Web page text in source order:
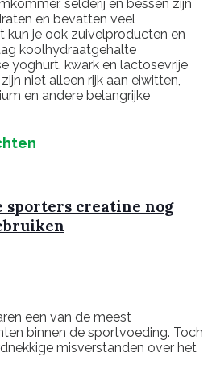
selderij en bessen zijn
en bevatten veel
kun je ook zuivelproducten en
koolhydraatgehalte
yoghurt, kwark en lactosevrije
niet alleen rijk aan eiwitten,
en andere belangrijke
sporters creatine nog
een van de meest
binnen de sportvoeding. Toch
misverstanden over het